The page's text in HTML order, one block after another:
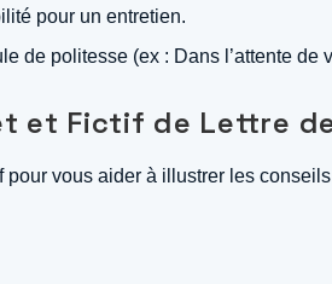
pour un entretien.
de politesse (ex : Dans l’attente de
et Fictif de Lettre
vous aider à illustrer les